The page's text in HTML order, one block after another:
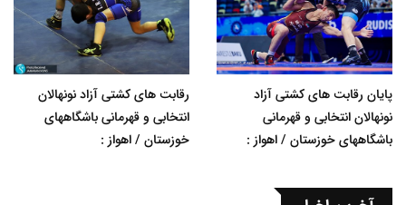
پایان رقابت های کشتی آزاد
نونهالان انتخابی و قهرمانی
باشگاههای خوزستان / اهواز :
رقابت های کشتی آزاد نونهالان
انتخابی و قهرمانی باشگاههای
خوزستان / اهواز :